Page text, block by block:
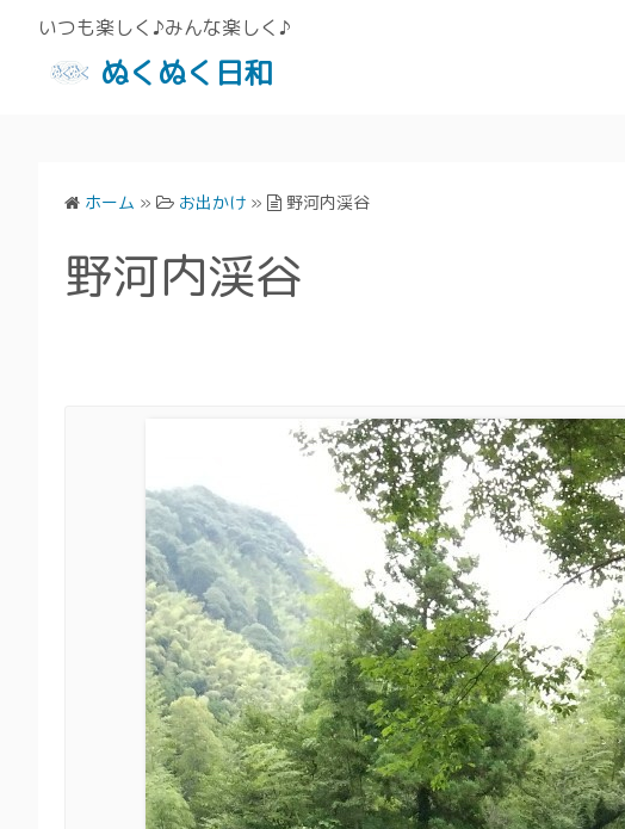
いつも楽しく♪みんな楽しく♪
ぬくぬく日和
ホーム » お出かけ » 野河内渓谷
野河内渓谷